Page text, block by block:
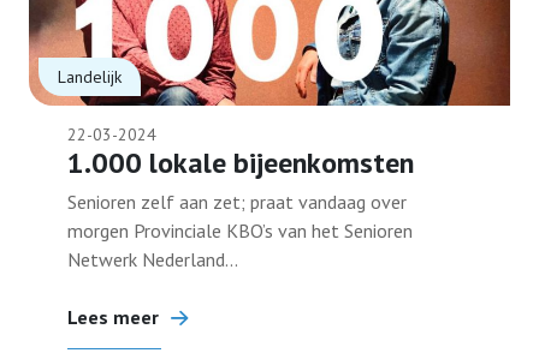
Lid worden
Landelijk
22-03-2024
1.000 lokale bijeenkomsten
Senioren zelf aan zet; praat vandaag over
morgen Provinciale KBO’s van het Senioren
Netwerk Nederland...
Lees meer